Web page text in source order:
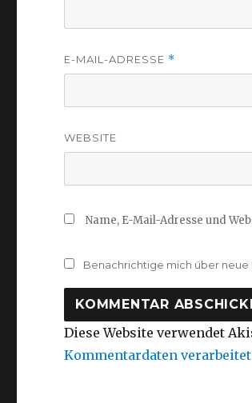
E-MAIL-ADRESSE *
WEBSITE
Name, E-Mail-Adresse und
Benachrichtige mich über neue
Diese Website verwendet
Kommentardaten